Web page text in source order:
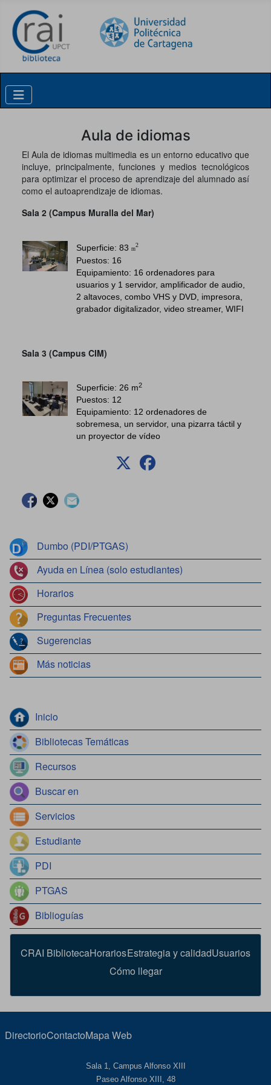
Inicio
Bibliotecas Temáticas
Recursos
Buscar en
Servicios
Estudiante
PDI
PTGAS
Biblioguías
Dumbo (PDI/PTGAS)
Ayuda en Línea (solo estudiantes)
Horarios
Preguntas Frecuentes
Sugerencias
Más noticias
Aula de idiomas
El Aula de idiomas multimedia es un entorno educativo que
incluye, principalmente, funciones y medios tecnológicos
para optimizar el proceso de aprendizaje del alumnado así
como el autoaprendizaje de idiomas.
Sala 2 (Campus Muralla del Mar)
Superficie: 83 m
2
Puestos: 16
Equipamiento: 16 ordenadores para
usuarios y 1 servidor, amplificador de audio,
2 altavoces, combo VHS y DVD, impresora,
grabador digitalizador, video streamer, WIFI
Sala 3 (Campus CIM)
Superficie: 26 m2
Puestos: 12
Equipamiento: 12 ordenadores de
sobremesa, un servidor, una pizarra táctil y
un proyector de vídeo
Facebook
Twitter
CRAI BibliotecaHorariosEstrategia y calidadUsuarios
Cómo llegar
DirectorioContactoMapa Web
Sala 1, Campus Alfonso XIII
Paseo Alfonso XIII, 48